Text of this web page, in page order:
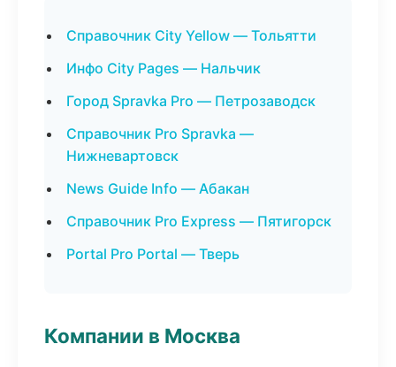
Справочник City Yellow — Тольятти
Инфо City Pages — Нальчик
Город Spravka Pro — Петрозаводск
Справочник Pro Spravka —
Нижневартовск
News Guide Info — Абакан
Справочник Pro Express — Пятигорск
Portal Pro Portal — Тверь
Компании в Москва